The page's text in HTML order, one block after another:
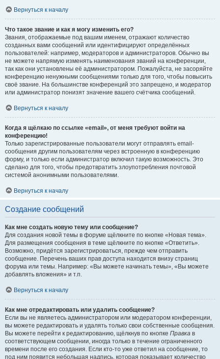
Вернуться к началу
Что такое звание и как я могу изменить его?
Звания, отображаемые под вашим именем, отражают количество
созданных вами сообщений или идентифицируют определённых
пользователей: например, модераторов и администраторов. Обычно вы
не можете напрямую изменять наименования званий на конференции,
так как они установлены её администратором. Пожалуйста, не засоряйте
конференцию ненужными сообщениями только для того, чтобы повысить
своё звание. На большинстве конференций это запрещено, и модератор
или администратор понизят значение вашего счётчика сообщений.
Вернуться к началу
Когда я щёлкаю по ссылке «email», от меня требуют войти на
конференцию!
Только зарегистрированные пользователи могут отправлять email-
сообщения другим пользователям через встроенную в конференцию
форму, и только если администратор включил такую возможность. Это
сделано для того, чтобы предотвратить злоупотребления почтовой
системой анонимными пользователями.
Вернуться к началу
Создание сообщений
Как мне создать новую тему или сообщение?
Для создания новой темы в форуме щёлкните по кнопке «Новая тема».
Для размещения сообщения в теме щёлкните по кнопке «Ответить».
Возможно, придётся зарегистрироваться, прежде чем отправить
сообщение. Перечень ваших прав доступа находится внизу страниц
форума или темы. Например: «Вы можете начинать темы», «Вы можете
добавлять вложения» и т.п.
Вернуться к началу
Как мне отредактировать или удалить сообщение?
Если вы не являетесь администратором или модератором конференции,
вы можете редактировать и удалять только свои собственные сообщения.
Вы можете перейти к редактированию, щёлкнув по кнопке Правка в
соответствующем сообщении, иногда только в течение ограниченного
времени после его создания. Если кто-то уже ответил на сообщение, то
под ним появится небольшая надпись, которая показывает количество